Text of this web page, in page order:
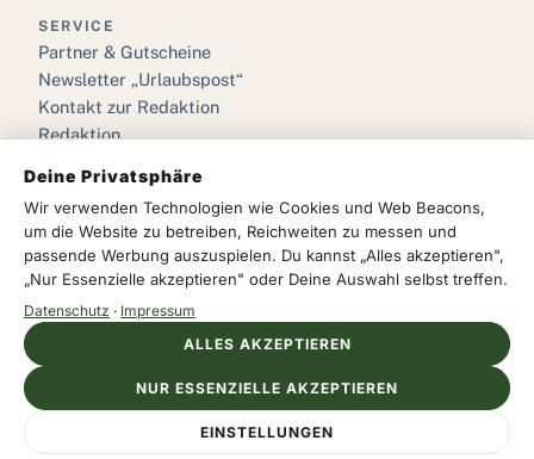
SERVICE
Partner & Gutscheine
Newsletter „Urlaubspost“
Kontakt zur Redaktion
Redaktion
RECHTLICHES
Impressum
Datenschutz
Cookie-Einstellungen
© 2026 we love urlaub · Das Reisemagazin für Deutschland &
Europa
DatenschutzCookies
Anzeige
Deine Privatsphäre
Wir verwenden Technologien wie Cookies und Web Beacons,
um die Website zu betreiben, Reichweiten zu messen und
passende Werbung auszuspielen. Du kannst „Alles akzeptieren",
„Nur Essenzielle akzeptieren" oder Deine Auswahl selbst treffen.
Datenschutz · Impressum
EINSTELLUNGEN
NUR ESSENZIELLE AKZEPTIEREN
ALLES AKZEPTIEREN